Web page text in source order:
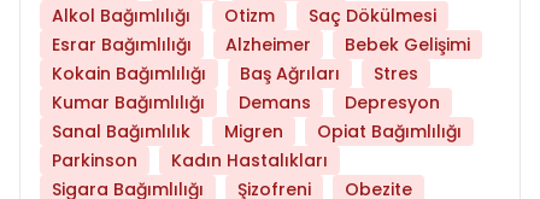
Alkol Bağımlılığı
Otizm
Saç Dökülmesi
Esrar Bağımlılığı
Alzheimer
Bebek Gelişimi
Kokain Bağımlılığı
Baş Ağrıları
Stres
Kumar Bağımlılığı
Demans
Depresyon
Sanal Bağımlılık
Migren
Opiat Bağımlılığı
Parkinson
Kadın Hastalıkları
Sigara Bağımlılığı
Şizofreni Obezite